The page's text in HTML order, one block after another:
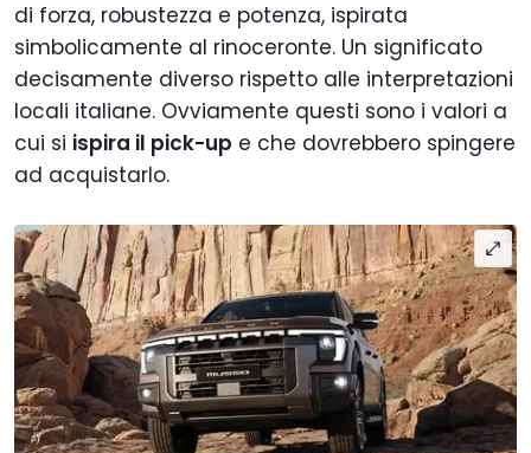
di forza, robustezza e potenza, ispirata
simbolicamente al rinoceronte. Un significato
decisamente diverso rispetto alle interpretazioni
locali italiane. Ovviamente questi sono i valori a
cui si ispira il pick-up e che dovrebbero spingere
ad acquistarlo.